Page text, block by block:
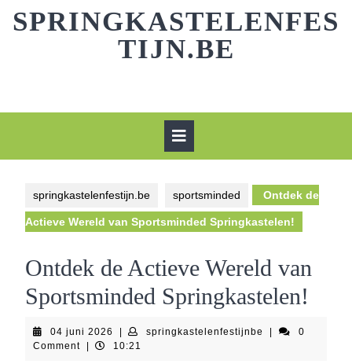
SPRINGKASTELENFES
TIJN.BE
springkastelenfestijn.be sportsminded Ontdek de
Actieve Wereld van Sportsminded Springkastelen!
Ontdek de Actieve Wereld van
Sportsminded Springkastelen!
04 juni 2026 04
juni
springkastelenfestijnbe
0
Comment
10:21